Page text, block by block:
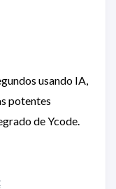
usando IA,
potentes
de Ycode.